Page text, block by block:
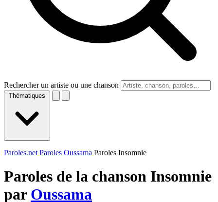
Rechercher un artiste ou une chanson
Thématiques
Paroles.net Paroles Oussama Paroles Insomnie
Paroles de la chanson Insomnie
par Oussama